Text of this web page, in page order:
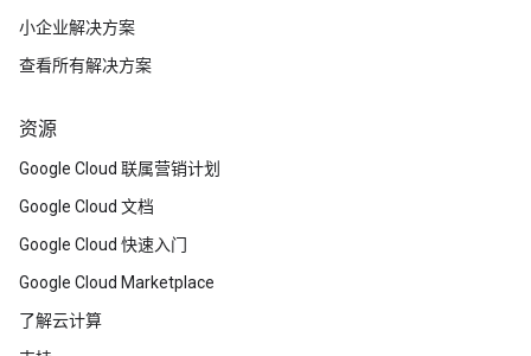
小企业解决方案
查看所有解决方案
资源
Google Cloud 联属营销计划
Google Cloud 文档
Google Cloud 快速入门
Google Cloud Marketplace
了解云计算